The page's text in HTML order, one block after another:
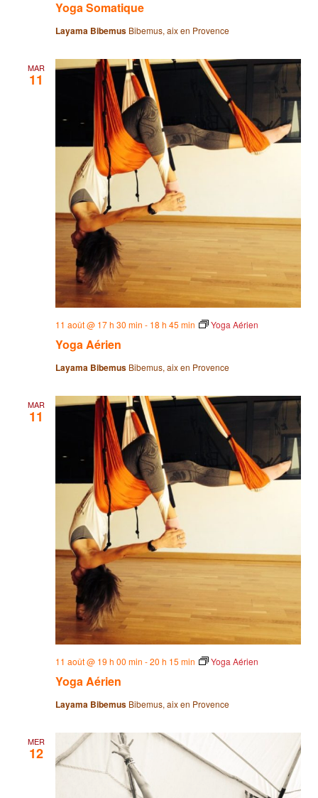
Yoga Somatique
Layama Bibemus Bibemus, aix en Provence
MAR
11
Yoga Aérien
11 août @ 17 h 30 min - 18 h 45 min Yoga Aérien
Layama Bibemus Bibemus, aix en Provence
MAR
11
Yoga Aérien
11 août @ 19 h 00 min -20 h 15 min Yoga Aérien
Layama Bibemus Bibemus, aix en Provence
MER
12